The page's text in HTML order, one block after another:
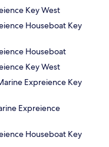
Key West
Houseboat Key
Houseboat
Key West
Expreience Key
Expreience
Houseboat Key